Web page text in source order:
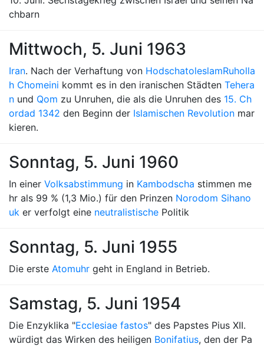
chbarn
Mittwoch, 5. Juni 1963
Iran. Nach der Verhaftung von HodschatoleslamRuholla
h Chomeini kommt es in den iranischen Städten Tehera
n und Qom zu Unruhen, die als die Unruhen des 15. Ch
ordad 1342 den Beginn der Islamischen Revolution mar
kieren.
Sonntag, 5. Juni 1960
In einer Volksabstimmung in Kambodscha stimmen me
hr als 99 % (1,3 Mio.) für den Prinzen Norodom Sihano
uk er verfolgt eine neutralistische Politik
Sonntag, 5. Juni 1955
Die erste Atomuhr geht in England in Betrieb.
Samstag, 5. Juni 1954
Die Enzyklika "Ecclesiae fastos" des Papstes Pius XII.
würdigt das Wirken des heiligen Bonifatius, den der Pa